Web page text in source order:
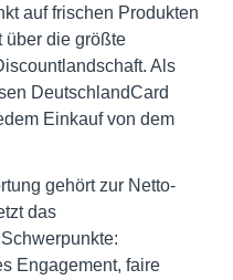
auf frischen Produkten
über die größte
Als
DeutschlandCard
Einkauf von dem
gehört zur Netto-
das
Engagement, faire